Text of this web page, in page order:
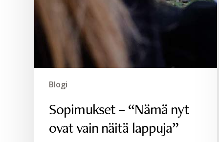
Blogi
Sopimukset – “Nämä nyt
ovat vain näitä lappuja”